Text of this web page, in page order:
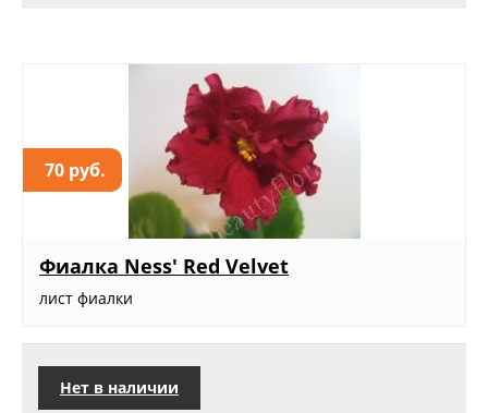
70 руб.
Фиалка Ness' Red Velvet
лист фиалки
Нет в наличии